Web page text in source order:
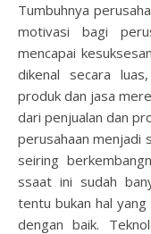
Tumbuhnya perusahaan-perusahaan besar saat ini menjadi
motivasi bagi
mencapai
dikenal secara
produk dan jasa
dari penjualan dan
perusahaan menjadi
seiring
ssaat ini sudah
tentu bukan hal
dengan baik.